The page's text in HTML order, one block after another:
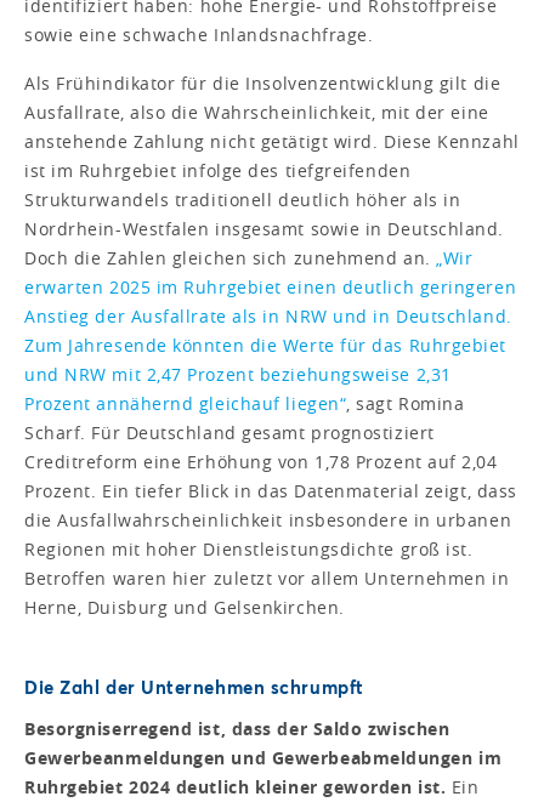
identifiziert haben: hohe Energie- und Rohstoffpreise
sowie eine schwache Inlandsnachfrage.
Als Frühindikator für die Insolvenzentwicklung gilt die
Ausfallrate, also die Wahrscheinlichkeit, mit der eine
anstehende Zahlung nicht getätigt wird. Diese Kennzahl
ist im Ruhrgebiet infolge des tiefgreifenden
Strukturwandels traditionell deutlich höher als in
Nordrhein-Westfalen insgesamt sowie in Deutschland.
Doch die Zahlen gleichen sich zunehmend an.
„Wir
erwarten 2025 im Ruhrgebiet einen deutlich geringeren
Anstieg der Ausfallrate als in NRW und in Deutschland.
Zum Jahresende könnten die Werte für das Ruhrgebiet
und NRW mit 2,47 Prozent beziehungsweise 2,31
Prozent annähernd gleichauf liegen“ , sagt Romina
Scharf. Für Deutschland gesamt prognostiziert
Creditreform eine Erhöhung von 1,78 Prozent auf 2,04
Prozent. Ein tiefer Blick in das Datenmaterial zeigt, dass
die Ausfallwahrscheinlichkeit insbesondere in urbanen
Regionen mit hoher Dienstleistungsdichte groß ist.
Betroffen waren hier zuletzt vor allem Unternehmen in
Herne, Duisburg und Gelsenkirchen.
Die Zahl der Unternehmen schrumpft
Besorgniserregend ist, dass der Saldo zwischen
Gewerbe­anmeldungen und Gewerbeabmeldungen im
Ruhrgebiet 2024 deutlich kleiner geworden ist. Ein